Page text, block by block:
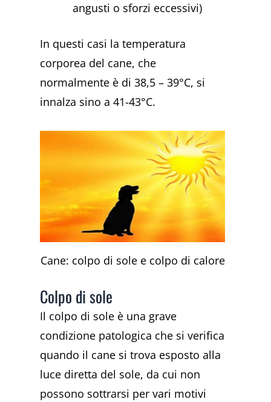
angusti o sforzi eccessivi)
In questi casi la temperatura
corporea del cane, che
normalmente è di 38,5 – 39°C, si
innalza sino a 41-43°C.
Cane: colpo di sole e colpo di calore
Colpo di sole
Il colpo di sole è una grave
condizione patologica che si verifica
quando il cane si trova esposto alla
luce diretta del sole, da cui non
possono sottrarsi per vari motivi